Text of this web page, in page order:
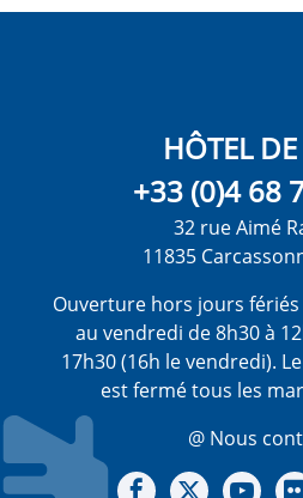
HÔTEL
+33 (0)4 68
32 rue Aimé
11835
Ouverture hors jours
au vendredi de 8h30 à
17h30 (16h le vendredi).
est fermé tous les
@ Nous
Notre Notre X